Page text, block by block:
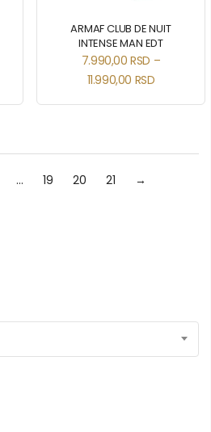
ARMAF CLUB DE NUIT
INTENSE MAN EDT
7.990,00RSD –
11.990,00 RSD
… 19 20 21 →